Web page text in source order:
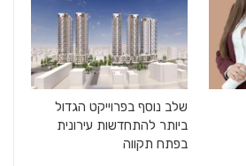
שלב נוסף בפרוייקט הגדול
ביותר להתחדשות עירונית
בפתח תקווה